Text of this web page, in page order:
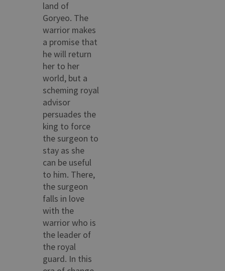
land of
Goryeo. The
warrior makes
a promise that
he will return
her to her
world, but a
scheming royal
advisor
persuades the
king to force
the surgeon to
stay as she
can be useful
to him. There,
the surgeon
falls in love
with the
warrior who is
the leader of
the royal
guard. In this